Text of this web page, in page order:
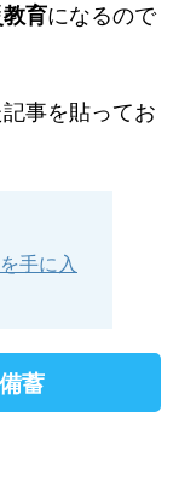
育になるので
事を貼ってお
手に入
蓄